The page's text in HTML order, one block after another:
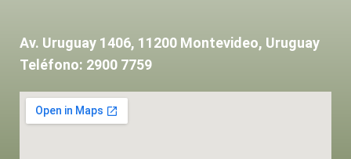
Av. Uruguay 1406, 11200 Montevideo, Uruguay
Teléfono: 2900 7759